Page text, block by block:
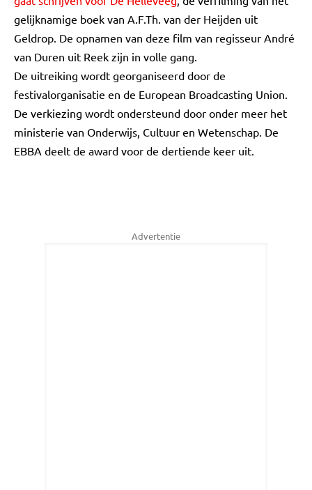
gelijknamige boek van A.F.Th. van der Heijden uit
Geldrop. De opnamen van deze film van regisseur André
van Duren uit Reek zijn in volle gang.
De uitreiking wordt georganiseerd door de
festivalorganisatie en de European Broadcasting Union.
De verkiezing wordt ondersteund door onder meer het
ministerie van Onderwijs, Cultuur en Wetenschap. De
EBBA deelt de award voor de dertiende keer uit.
Advertentie